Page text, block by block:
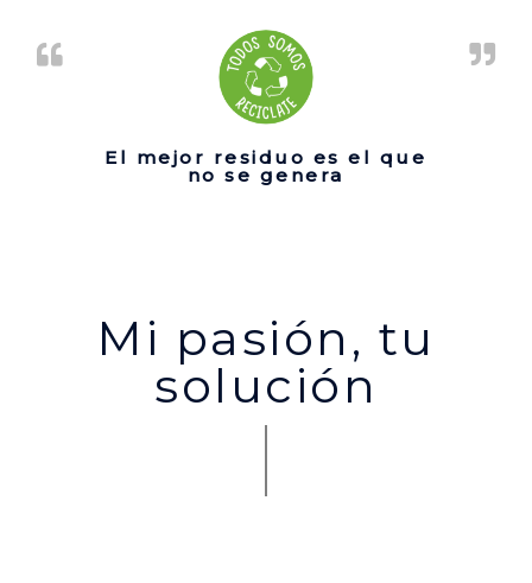
El mejor residuo es el que
no se genera
Mi pasión, tu
solución